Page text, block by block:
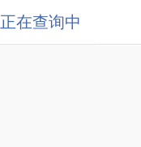
正在查询中